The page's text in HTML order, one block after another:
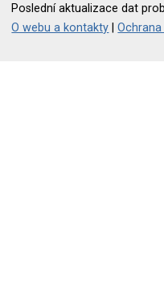
Poslední aktualizace dat
O webu a kontakty |